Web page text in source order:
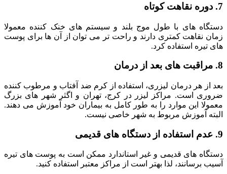
7. دوره نقاهت کوتاه
دستگاه ‌های با طول موج بلند و سیستم ‌های خنک‌ کننده معمولا
زمان نقاهت کمتری دارند و راحت ‌تر می ‌توان از آن ‌ها برای پوست‌
های تیره استفاده کرد.
8. مراقبت ‌های بعد از درمان
بعد از هر درمان لیزری، استفاده از کرم ضد آفتاب و مرطوب ‌کننده
ضروری است. مراکز لیزر در کرج، تهران و اگثر شهر های بزرگ
معمولا این موارد را به‌ طور کامل به بیماران خود آموزش می ‌دهند.
البته آموزش مربوط به شهر خاصی نیست.
9. عدم استفاده از دستگاه‌ های قدیمی
دستگاه‌ های قدیمی و غیر استاندارد ممکن است به پوست ‌های تیره
آسیب برسانند، لذا بهتر است از مراکز معتبر استفاده کنید.